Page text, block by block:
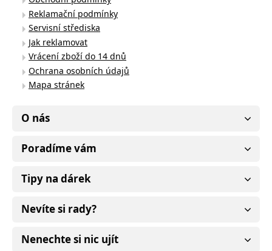
Reklamační podmínky
Servisní střediska
Jak reklamovat
Vrácení zboží do 14 dnů
Ochrana osobních údajů
Mapa stránek
O nás
Poradíme vám
Tipy na dárek
Nevíte si rady?
Nenechte si nic ujít